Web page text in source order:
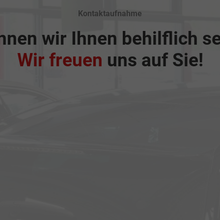
Kontaktaufnahme
wir Ihnen behilflich
Wir freuen uns auf Sie!